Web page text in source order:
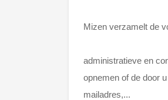
Mizen verzamelt de
administratieve en
opnemen of de door
mailadres,...